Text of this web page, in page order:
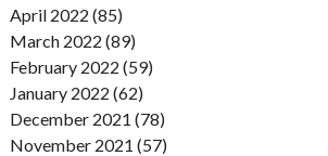
April 2022 (85)
March 2022 (89)
February 2022 (59)
January 2022 (62)
December 2021 (78)
November 2021 (57)